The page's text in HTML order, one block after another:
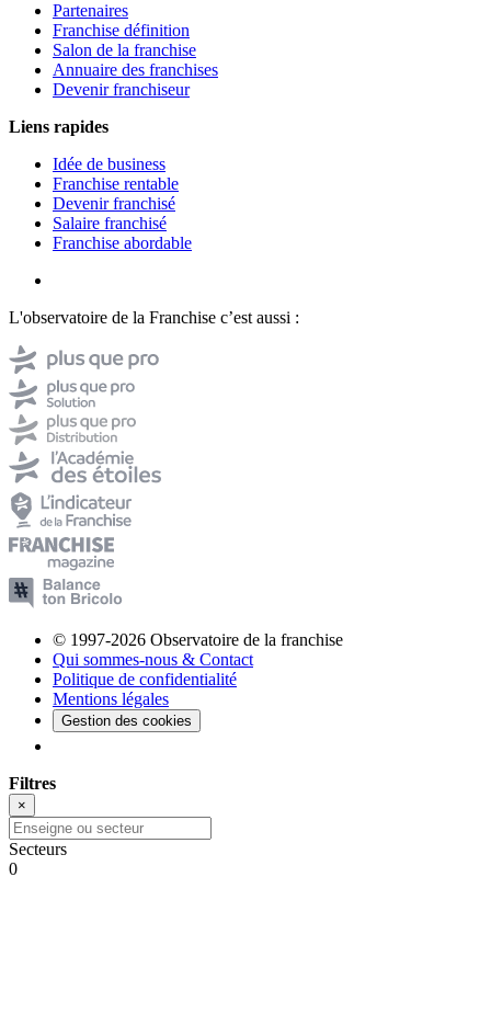
Partenaires
Franchise définition
Salon de la franchise
Annuaire des franchises
Devenir franchiseur
Liens rapides
Idée de business
Franchise rentable
Devenir franchisé
Salaire franchisé
Franchise abordable
L'observatoire de la Franchise c’est aussi :
© 1997-2026 Observatoire de la franchise
Qui sommes-nous & Contact
Politique de confidentialité
Mentions légales
Gestion des cookies
Filtres
×
Secteurs
0